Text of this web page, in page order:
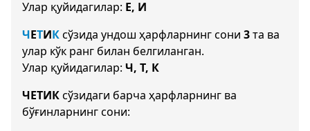
Улар қуйидагилар: Е, И
ЧЕТИКсўзида ундош ҳарфларнинг сони 3та ва
улар кўк ранг билан белгиланган.
Улар қуйидагилар: Ч, Т, К
ЧЕТИКсўзидаги барча ҳарфларнинг ва
бўғинларнинг сони: